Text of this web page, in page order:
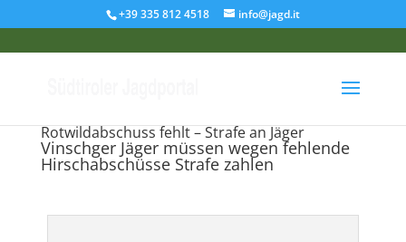
+39 335 812 4518 info@jagd.it
Rotwildabschuss fehlt – Strafe an Jäger
Vinschger Jäger müssen wegen fehlende
Hirschabschüsse Strafe zahlen